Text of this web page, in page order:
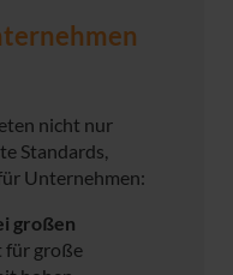
nicht nur
Standards,
Unternehmen:
großen
für große